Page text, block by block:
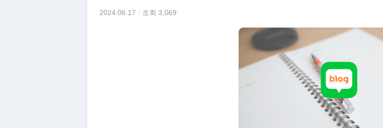
2024.06.17 · 조회 3,069